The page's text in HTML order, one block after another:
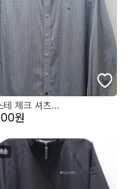
테 체크 셔츠...
원